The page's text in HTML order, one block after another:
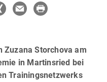
Zuzana Storchova am
in Martinsried bei
Trainingsnetzwerks